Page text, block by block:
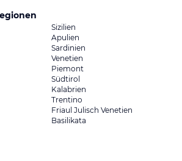
Sizilien
Apulien
Sardinien
Venetien
Piemont
Südtirol
Kalabrien
Trentino
Friaul Julisch Venetien
Basilikata